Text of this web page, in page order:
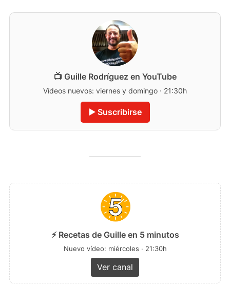
📺 Guille Rodríguez en YouTube
Vídeos nuevos: viernes y domingo · 21:30h
▶️ Suscribirse
⚡ Recetas de Guille en 5 minutos
Nuevo vídeo: miércoles · 21:30h
Ver canal